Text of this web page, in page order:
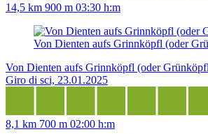
14,5 km 900 m 03:30 h:m
Von Dienten aufs Grinnköpfl (oder
Von Dienten aufs Grinnköpfl (oder
Giro di sci, 23.01.2025
8,1 km 700 m 02:00 h:m